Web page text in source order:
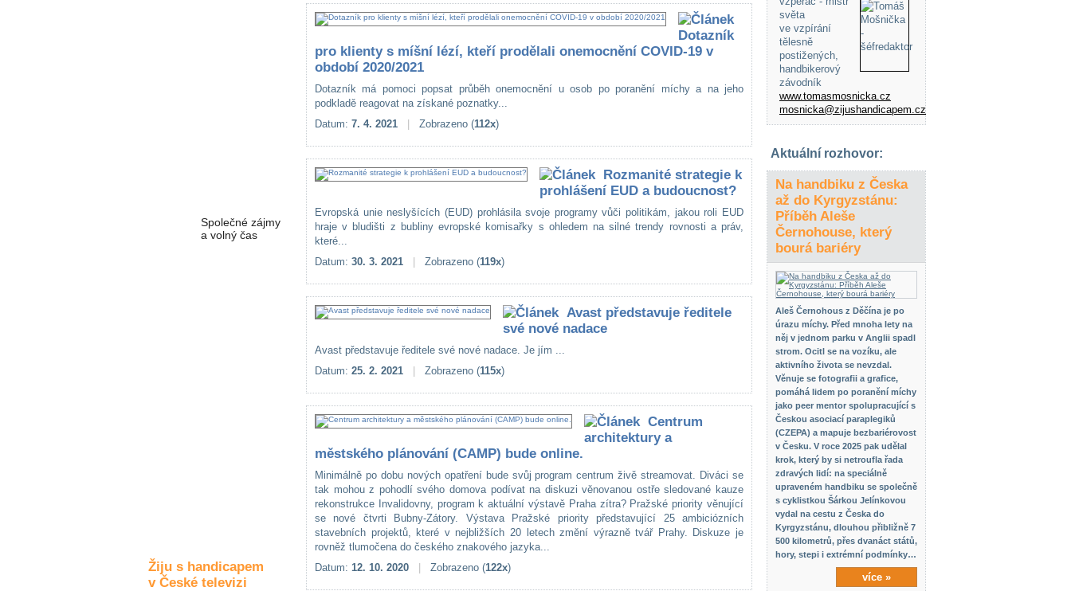
Společné zájmy
a volný čas
Žiju s handicapem
v České televizi
Dotazník
pro klienty s míšní lézí, kteří prodělali onemocnění COVID-19 v
období 2020/2021
Dotazník má pomoci popsat průběh onemocnění u osob po poranění míchy a na jeho
podkladě reagovat na získané poznatky...
Datum: 7. 4. 2021 Zobrazeno (112x)
Rozmanité strategie k
prohlášení EUD a budoucnost?
Evropská unie neslyšících (EUD) prohlásila svoje programy vůči politikám, jakou roli EUD
hraje v bludišti z bubliny evropské komisařky s ohledem na silné trendy rovnosti a práv,
které...
Datum: 30. 3. 2021 Zobrazeno (119x)
Avast představuje ředitele
své nové nadace
Avast představuje ředitele své nové nadace. Je jím ...
Datum: 25. 2. 2021 Zobrazeno (115x)
Centrum
architektury a
městského plánování (CAMP) bude online.
Minimálně po dobu nových opatření bude svůj program centrum živě streamovat. Diváci se
tak mohou z pohodlí svého domova podívat na diskuzi věnovanou ostře sledované kauze
rekonstrukce Invalidovny, program k aktuální výstavě Praha zítra? Pražské priority věnující
se nové čtvrti Bubny-Zátory. Výstava Pražské priority představující 25 ambiciózních
stavebních projektů, které v nejbližších 20 letech změní výrazně tvář Prahy. Diskuze je
rovněž tlumočena do českého znakového jazyka...
Datum: 12. 10. 2020 Zobrazeno (122x)
světa
ve vzpírání
tělesně
postižených,
handbikerový
závodník
www.tomasmosnicka.cz
mosnicka@zijushandicapem.cz
Aktuální rozhovor:
Na handbiku z Česka
až do Kyrgyzstánu:
Příběh Aleše
Černohouse, který
bourá bariéry
Aleš Černohous z Děčína je po
úrazu míchy. Před mnoha lety na
něj v jednom parku v Anglii spadl
strom. Ocitl se na vozíku, ale
aktivního života se nevzdal.
Věnuje se fotografii a grafice,
pomáhá lidem po poranění míchy
jako peer mentor spolupracující s
Českou asociací paraplegiků
(CZEPA) a mapuje bezbariérovost
v Česku. V roce 2025 pak udělal
krok, který by si netroufla řada
zdravých lidí: na speciálně
upraveném handbiku se společně
s cyklistkou Šárkou Jelínkovou
vydal na cestu z Česka do
Kyrgyzstánu, dlouhou přibližně 7
500 kilometrů, přes dvanáct států,
hory, stepi i extrémní podmínky…
více »